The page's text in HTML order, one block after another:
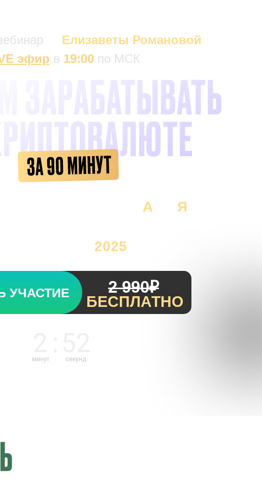
Елизаветы Романовой
эфир в 19:00по МСК
А Я
2025
УЧАСТИЕ
БЕСПЛАТНО
2 990₽
минут секунд